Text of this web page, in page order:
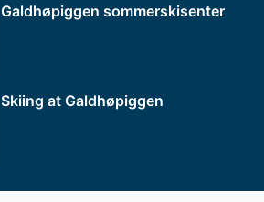
Galdhøpiggen sommerskisenter
Skiing at Galdhøpiggen